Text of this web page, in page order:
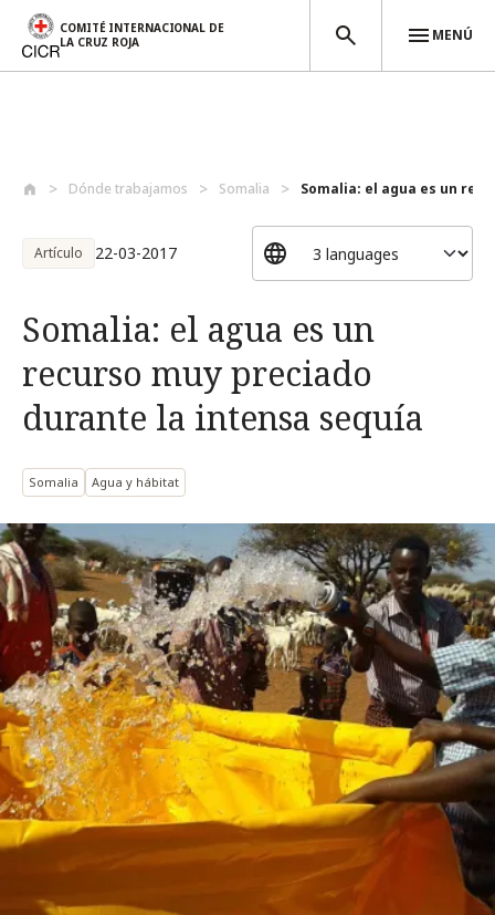
COMITÉ INTERNACIONAL DE
LA CRUZ ROJA
MENÚ
Dónde trabajamos Somalia Somalia: el agua es un
Artículo 22-03-2017
Somalia: el agua es un
recurso muy preciado
durante la intensa sequía
Somalia Agua y hábitat